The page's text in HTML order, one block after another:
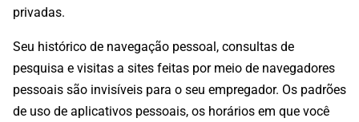
privadas.
Seu histórico de navegação pessoal, consultas de
pesquisa e visitas a sites feitas por meio de navegadores
pessoais são invisíveis para o seu empregador. Os padrões
de uso de aplicativos pessoais, os horários em que você